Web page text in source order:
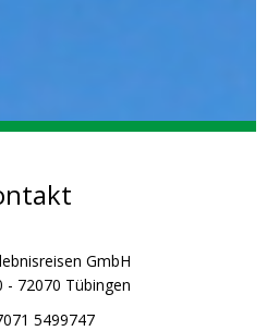
GmbH
- 72070 Tübingen
5499747